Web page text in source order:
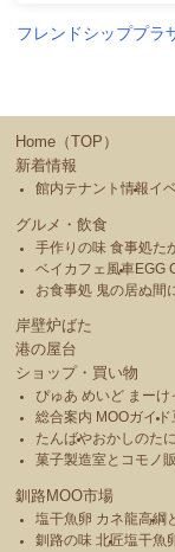
フレンドシッププラ
Home（TOP）
新着情報
館内テナント情報イ
グルメ・飲食
手作りの味 食事処た
ベイカフェ風車EGG
お食事処 鬼の居ぬ間
岸壁炉ばた
港の屋台
ショップ・買い物
ぴゅあ めいど まーけ
総合案内 MOOガイド
たんばやおかしのた
菓子製造室とコモノ
釧路MOO市場
塩干魚卵 カネ龍高綱
釧路の味 北匠塩干魚